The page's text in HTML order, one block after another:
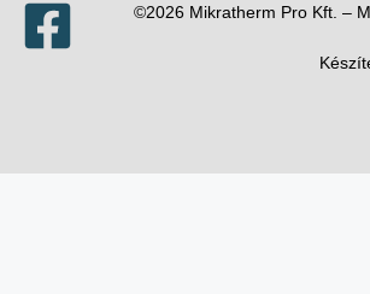
©2026 Mikratherm Pro Kft. –